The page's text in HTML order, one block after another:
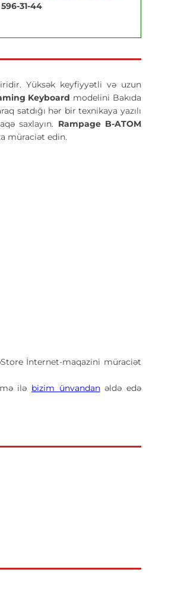
596-31-44
Yüksək keyfiyyətli və uzun
Keyboard modelini Bakıda
satdığı hər bir texnikaya yazılı
saxlayın. Rampage B-ATOM
müraciət edin.
İnternet-maqazini müraciət
ilə bizim ünvandanəldə edə